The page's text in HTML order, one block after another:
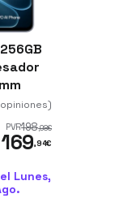
685
50 Mpx
PVR198,98€
169,94€
Lunes,